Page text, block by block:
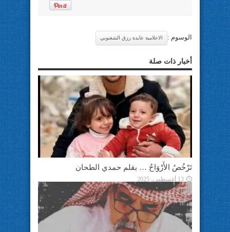
الوسوم : الاعلامية عايدة رزق الشغنوبي
أخبار ذات صلة
تَرْخُصُ الأَرْوَاحُ … بقلم حمدي الطحان
13 أغسطس، 2025